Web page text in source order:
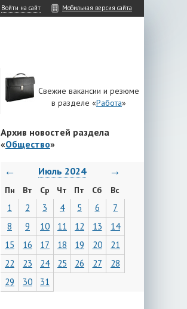
Войти на сайт Мобильная версия сайта
Свежие вакансии и резюме
в разделе «Работа»
Архив новостей раздела
«Общество»
← Июль 2024 →
Пн Вт Ср Чт Пт Сб Вс
1 2 3 4 5 6
7
8
9 10 11 12 13
14
15
16 17 18 19 20
21
22
23 24 25 26 27
28
29
30 31